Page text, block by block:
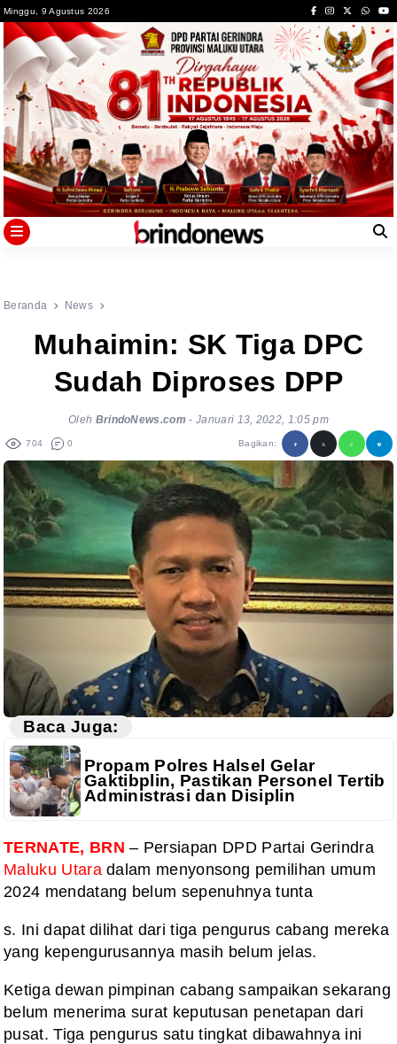
to
content
Minggu, 9 Agustus 2026
Beranda News
Muhaimin: SK Tiga DPC
Sudah Diproses DPP
Oleh BrindoNews.com -Januari 13, 2022, 1:05 pm
704 0 Bagikan:
Baca Juga:
Propam Polres Halsel Gelar
Gaktibplin, Pastikan Personel Tertib
Administrasi dan Disiplin
TERNATE, BRN – Persiapan DPD Partai Gerindra
Maluku Utaradalam menyonsong pemilihan umum
2024 mendatang belum sepenuhnya tunta
s. Ini dapat dilihat dari tiga pengurus cabang mereka
yang kepengurusannya masih belum jelas.
Ketiga dewan pimpinan cabang sampaikan sekarang
belum menerima surat keputusan penetapan dari
pusat. Tiga pengurus satu tingkat dibawahnya ini